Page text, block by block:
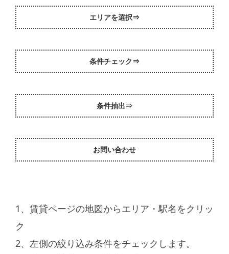
エリアを選択⇒
条件チェック⇒
条件抽出⇒
お問い合わせ
1、賃貸ページの地図からエリア・駅名をクリッ
ク
2、左側の絞り込み条件をチェックします。